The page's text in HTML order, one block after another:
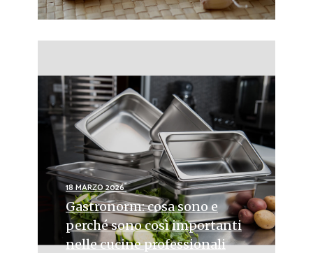
18 MARZO 2026
Gastronorm: cosa sono e
perché sono così importanti
nelle cucine professionali